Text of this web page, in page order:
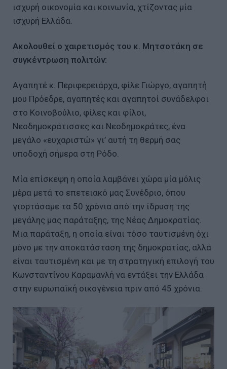
ισχυρή οικονομία και κοινωνία, χτίζοντας μία
ισχυρή Ελλάδα.
Ακολουθεί ο χαιρετισμός του κ. Μητσοτάκη σε
συγκέντρωση πολιτών:
Αγαπητέ κ. Περιφερειάρχα, φίλε Γιώργο, αγαπητή
μου Πρόεδρε, αγαπητές και αγαπητοί συνάδελφοι
στο Κοινοβούλιο, φίλες και φίλοι,
Νεοδημοκράτισσες και Νεοδημοκράτες, ένα
μεγάλο «ευχαριστώ» γι’ αυτή τη θερμή σας
υποδοχή σήμερα στη Ρόδο.
Μία επίσκεψη η οποία λαμβάνει χώρα μία μόλις
μέρα μετά το επετειακό μας Συνέδριο, όπου
γιορτάσαμε τα 50 χρόνια από την ίδρυση της
μεγάλης μας παράταξης, της Νέας Δημοκρατίας.
Μια παράταξη, η οποία είναι τόσο ταυτισμένη όχι
μόνο με την αποκατάσταση της δημοκρατίας, αλλά
είναι ταυτισμένη και με τη στρατηγική επιλογή του
Κωνσταντίνου Καραμανλή να εντάξει την Ελλάδα
στην ευρωπαϊκή οικογένεια πριν από 45 χρόνια.